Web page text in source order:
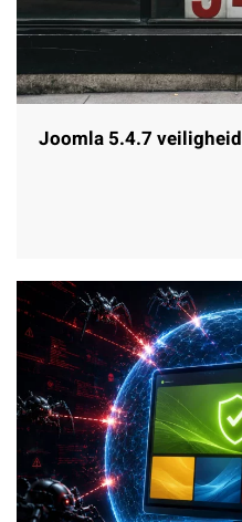
Joomla 5.4.7